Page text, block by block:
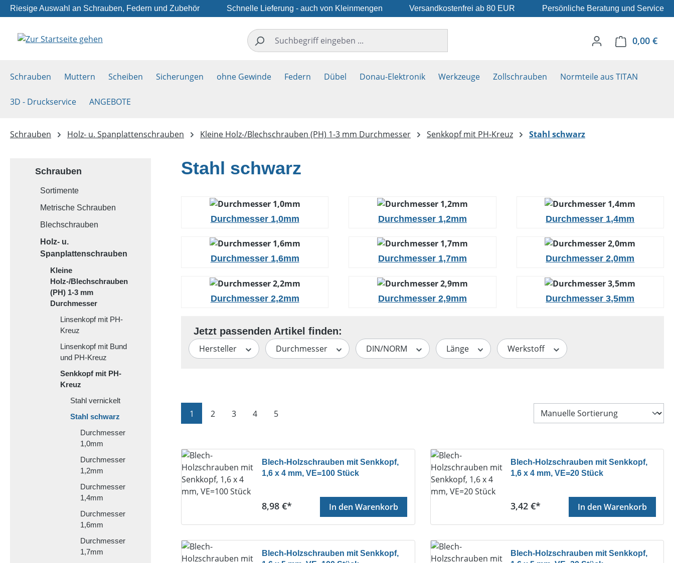
Hauptinhalt springen
Zur Suche springen
Zur Hauptnavigation springen
Riesige Auswahl an Schrauben, Federn und Zubehör Schnelle Lieferung - auch von Kleinmengen Versandkostenfrei ab 80 EUR Persönliche Beratung und Service
0,00 €
Schrauben Muttern Scheiben Sicherungen ohne Gewinde Federn Dübel Donau-Elektronik Werkzeuge Zollschrauben Normteile aus TITAN
3D - Druckservice ANGEBOTE
Schrauben Holz- u. Spanplattenschrauben Kleine Holz-/Blechschrauben (PH) 1-3 mm Durchmesser Senkkopf mit PH-Kreuz Stahl schwarz
Schrauben
Sortimente
Metrische Schrauben
Blechschrauben
Holz- u.
Spanplattenschrauben
Kleine
Holz-/Blechschrauben
(PH) 1-3 mm
Durchmesser
Linsenkopf mit PH-
Kreuz
Linsenkopf mit Bund
und PH-Kreuz
Senkkopf mit PH-
Kreuz
Stahl vernickelt
Stahl schwarz
Durchmesser
1,0mm
Durchmesser
1,2mm
Durchmesser
1,4mm
Durchmesser
1,6mm
Durchmesser
1,7mm
Stahl schwarz
Durchmesser 1,0mm Durchmesser 1,2mm Durchmesser 1,4mm
Durchmesser 1,6mm Durchmesser 1,7mm Durchmesser 2,0mm
Durchmesser 2,2mm Durchmesser 2,9mm Durchmesser 3,5mm
Hersteller Durchmesser DIN/NORM Länge Werkstoff
Seite
1 Seite
2 Seite
3 Seite
4 Seite
5
Blech-Holzschrauben mit Senkkopf,
1,6 x 4 mm, VE=100 Stück
Regulärer Preis:
8,98 €* In den Warenkorb
Blech-Holzschrauben mit Senkkopf,
1,6 x 4 mm, VE=20 Stück
Regulärer Preis:
3,42 €* In den Warenkorb
Blech-Holzschrauben mit Senkkopf,
Blech-Holzschrauben mit Senkkopf,